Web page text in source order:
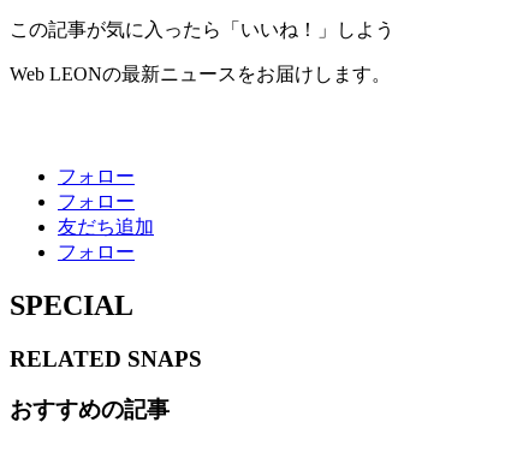
この記事が気に入ったら「いいね！」しよう
Web LEONの最新ニュースをお届けします。
フォロー
フォロー
友だち追加
フォロー
SPECIAL
RELATED SNAPS
おすすめの記事